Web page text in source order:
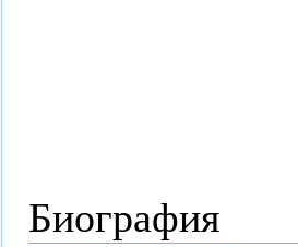
Биография